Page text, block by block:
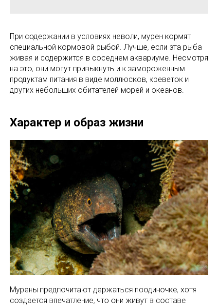
При содержании в условиях неволи, мурен кормят
специальной кормовой рыбой. Лучше, если эта рыба
живая и содержится в соседнем аквариуме. Несмотря
на это, они могут привыкнуть и к замороженным
продуктам питания в виде моллюсков, креветок и
других небольших обитателей морей и океанов.
Характер и образ жизни
Мурены предпочитают держаться поодиночке, хотя
создается впечатление, что они живут в составе